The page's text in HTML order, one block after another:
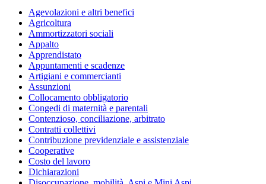
Agevolazioni e altri benefici
Agricoltura
Ammortizzatori sociali
Appalto
Apprendistato
Appuntamenti e scadenze
Artigiani e commercianti
Assunzioni
Collocamento obbligatorio
Congedi di maternità e parentali
Contenzioso, conciliazione, arbitrato
Contratti collettivi
Contribuzione previdenziale e assistenziale
Cooperative
Costo del lavoro
Dichiarazioni